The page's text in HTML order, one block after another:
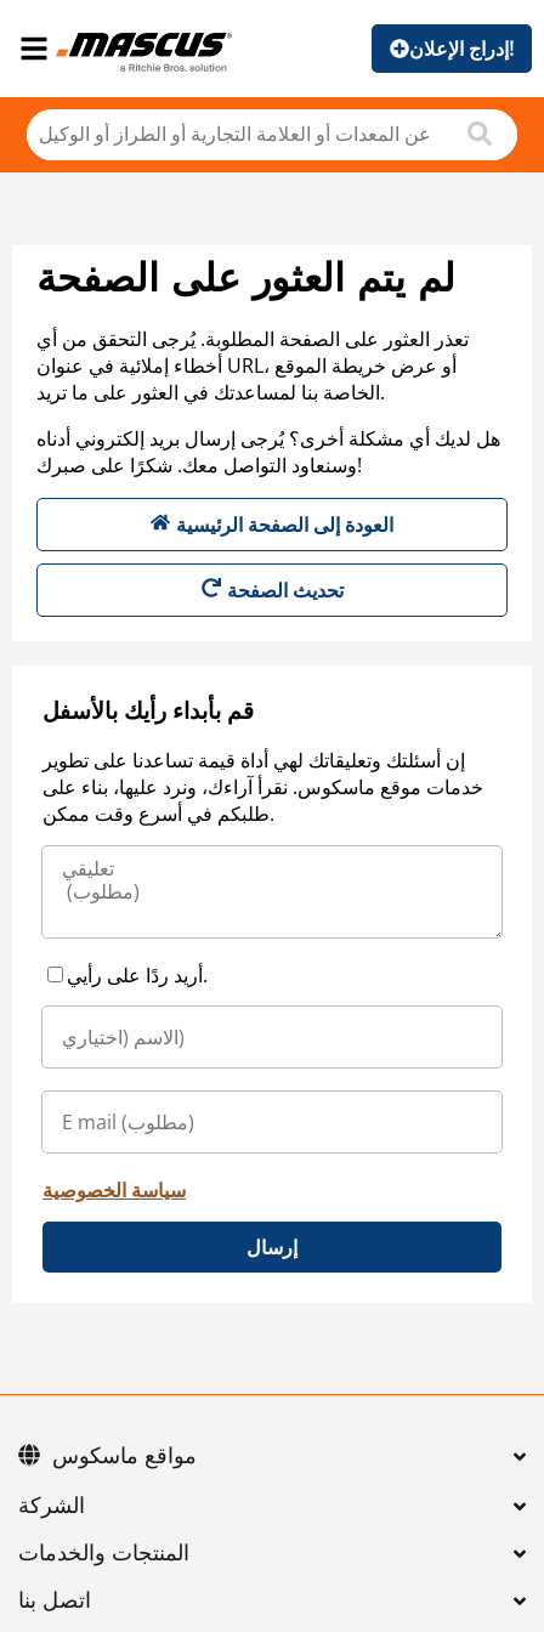
إدراج الإعلان!
لم يتم العثور على الصفحة
تعذر العثور على الصفحة المطلوبة. يُرجى التحقق من أي
أخطاء إملائية في عنوان URL، أو عرض خريطة الموقع
الخاصة بنا لمساعدتك في العثور على ما تريد.
هل لديك أي مشكلة أخرى؟ يُرجى إرسال بريد إلكتروني أدناه
وسنعاود التواصل معك. شكرًا على صبرك!
العودة إلى الصفحة الرئيسية
تحديث الصفحة
قم بأبداء رأيك بالأسفل
إن أسئلتك وتعليقاتك لهي أداة قيمة تساعدنا على تطوير
خدمات موقع ماسكوس. نقرأ آراءك، ونرد عليها، بناء على
طلبكم في أسرع وقت ممكن.
أريد ردًا على رأيي.
سياسة الخصوصية
إرسال
اتصل بنا
مواقع ماسكوس